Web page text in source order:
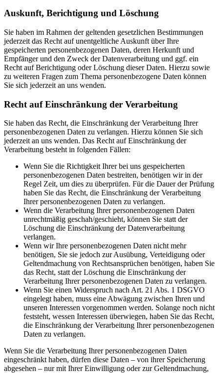
Auskunft, Berichtigung und Löschung
Sie haben im Rahmen der geltenden gesetzlichen Bestimmungen
jederzeit das Recht auf unentgeltliche Auskunft über Ihre
gespeicherten personenbezogenen Daten, deren Herkunft und
Empfänger und den Zweck der Datenverarbeitung und ggf. ein
Recht auf Berichtigung oder Löschung dieser Daten. Hierzu sowie
zu weiteren Fragen zum Thema personenbezogene Daten können
Sie sich jederzeit an uns wenden.
Recht auf Einschränkung der Verarbeitung
Sie haben das Recht, die Einschränkung der Verarbeitung Ihrer
personenbezogenen Daten zu verlangen. Hierzu können Sie sich
jederzeit an uns wenden. Das Recht auf Einschränkung der
Verarbeitung besteht in folgenden Fällen:
Wenn Sie die Richtigkeit Ihrer bei uns gespeicherten
personenbezogenen Daten bestreiten, benötigen wir in der
Regel Zeit, um dies zu überprüfen. Für die Dauer der Prüfung
haben Sie das Recht, die Einschränkung der Verarbeitung
Ihrer personenbezogenen Daten zu verlangen.
Wenn die Verarbeitung Ihrer personenbezogenen Daten
unrechtmäßig geschah/geschieht, können Sie statt der
Löschung die Einschränkung der Datenverarbeitung
verlangen.
Wenn wir Ihre personenbezogenen Daten nicht mehr
benötigen, Sie sie jedoch zur Ausübung, Verteidigung oder
Geltendmachung von Rechtsansprüchen benötigen, haben Sie
das Recht, statt der Löschung die Einschränkung der
Verarbeitung Ihrer personenbezogenen Daten zu verlangen.
Wenn Sie einen Widerspruch nach Art. 21 Abs. 1 DSGVO
eingelegt haben, muss eine Abwägung zwischen Ihren und
unseren Interessen vorgenommen werden. Solange noch nicht
feststeht, wessen Interessen überwiegen, haben Sie das Recht,
die Einschränkung der Verarbeitung Ihrer personenbezogenen
Daten zu verlangen.
Wenn Sie die Verarbeitung Ihrer personenbezogenen Daten
eingeschränkt haben, dürfen diese Daten – von ihrer Speicherung
abgesehen – nur mit Ihrer Einwilligung oder zur Geltendmachung,